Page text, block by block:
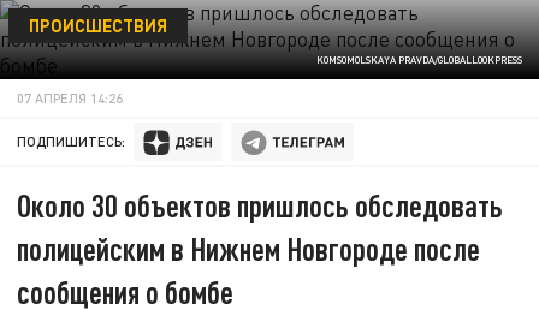
KOMSOMOLSKAYA PRAVDA/GLOBALLOOKPRESS
ПРОИСШЕСТВИЯ
07 АПРЕЛЯ 14:26
ПОДПИШИТЕСЬ:
Около 30 объектов пришлось обследовать
полицейским в Нижнем Новгороде после
сообщения о бомбе